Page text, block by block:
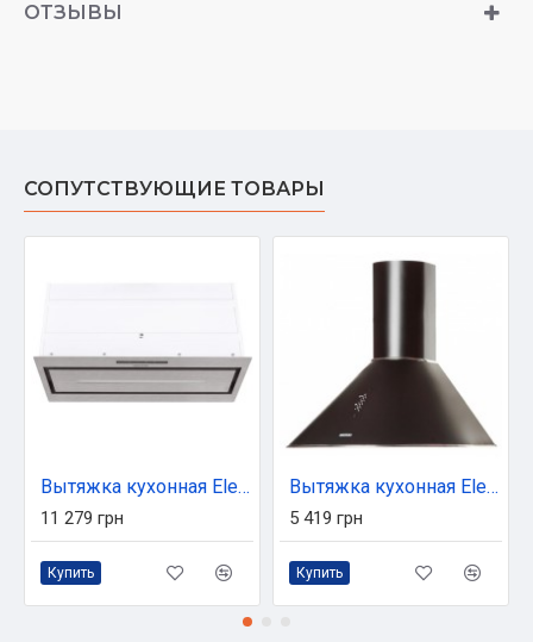
ОТЗЫВЫ
СОПУТСТВУЮЩИЕ ТОВАРЫ
Вытяжка кухонная Eleyus MAGNUS 1200 LED 52 IS
11 279 грн
Купить
Вытяжка кухонная Eleyus Viola 750 60 BL
5 419 грн
Купить